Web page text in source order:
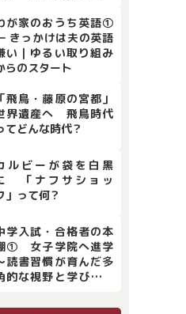
が家のおうち英語①
きっかけは夫の英語
い｜ゆるい取り組み
らのスタート
「飛鳥・藤原の宮都」
界遺産へ 飛鳥時代
てどんな時代？
ルビーが袋を白黒
「ナフサショッ
」って何？
学入試・合格者の本
① 女子学院へ進学
読書習慣が育んだ多
的な視野と学びの土